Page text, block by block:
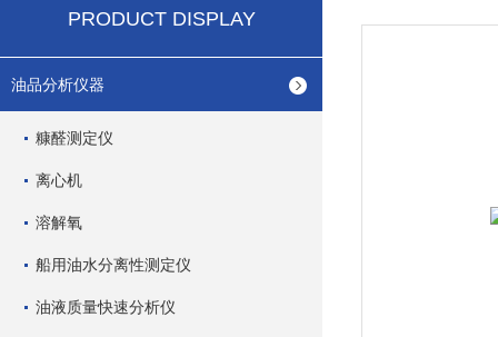
PRODUCT DISPLAY
油品分析仪器
糠醛测定仪
离心机
溶解氧
船用油水分离性测定仪
油液质量快速分析仪